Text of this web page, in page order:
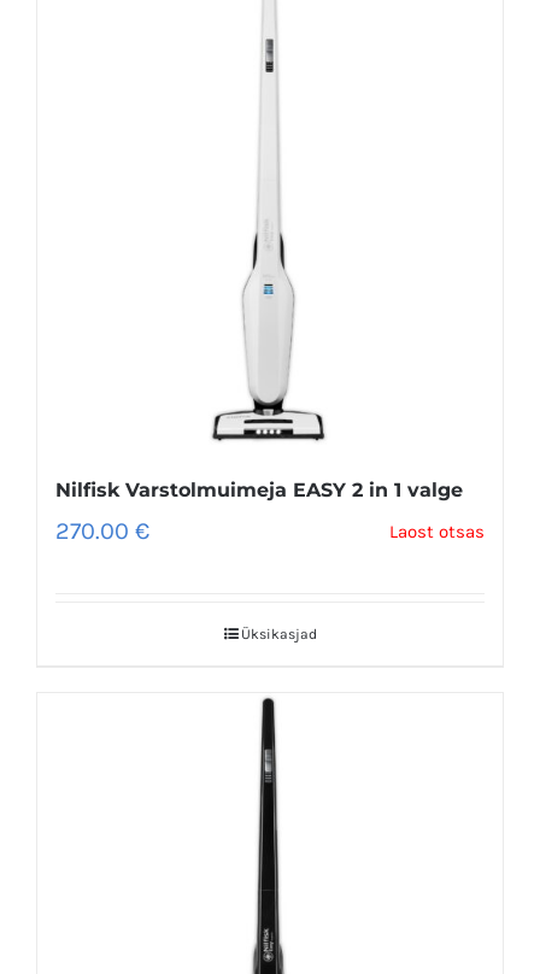
Nilfisk Varstolmuimeja EASY 2 in 1 valge
270.00 € Laost otsas
Üksikasjad